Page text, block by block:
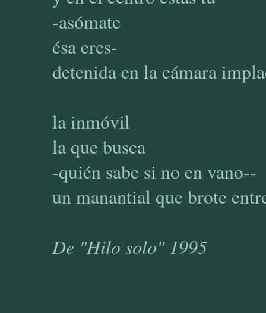
-asómate
ésa eres-
detenida en la cámara
la inmóvil
la que busca
-quién sabe si no en vano--
un manantial que brote
De "Hilo solo" 1995